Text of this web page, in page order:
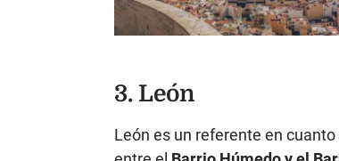
3. León
León es un referente en